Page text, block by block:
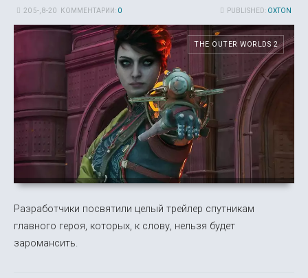
PUBLISHED: OXTON
20 5-, 8-20 КОММЕНТАРИИ: 0
THE OUTER WORLDS 2
Разработчики посвятили целый трейлер спутникам
главного героя, которых, к слову, нельзя будет
заромансить.